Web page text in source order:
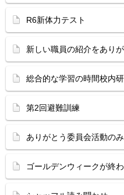
R6新体力テスト
新しい職員の紹介をあり
総合的な学習の時間校内
第2回避難訓練
ありがとう委員会活動の
ゴールデンウィークが終わ